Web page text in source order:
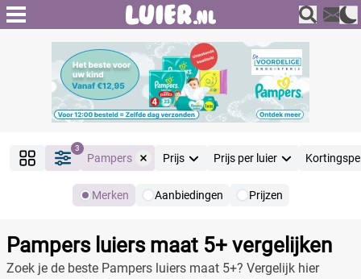
3
Pampers Prijs Prijs per luier
Merken Aanbiedingen Prijzen
Filter Reset alle filters
Pampers luiers maat 5+ vergelijken
Zoek je de beste Pampers luiers maat 5+? Vergelijk hier